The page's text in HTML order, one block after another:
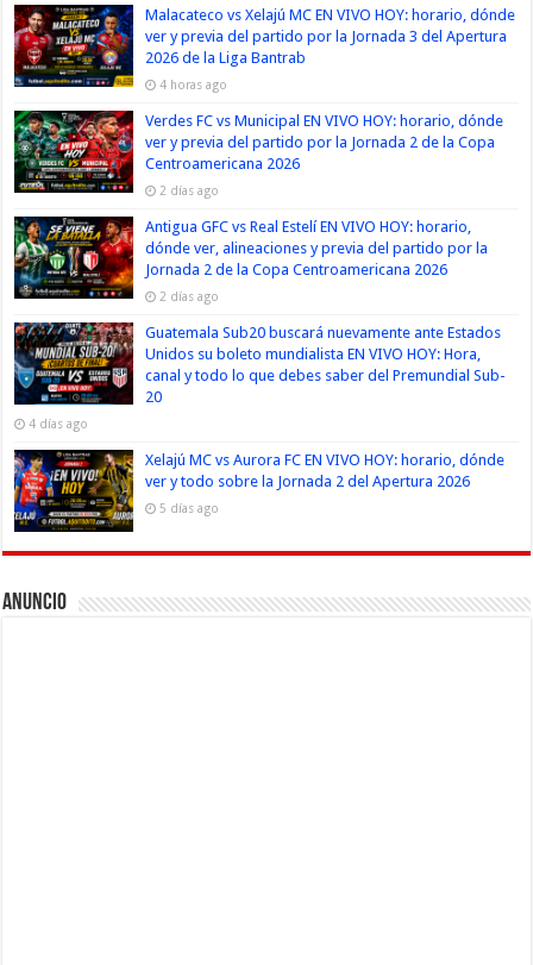
Malacateco vs Xelajú MC EN VIVO HOY: horario, dónde
ver y previa del partido por la Jornada 3 del Apertura
2026 de la Liga Bantrab
4 horas ago
Verdes FC vs Municipal EN VIVO HOY: horario, dónde
ver y previa del partido por la Jornada 2 de la Copa
Centroamericana 2026
2 días ago
Antigua GFC vs Real Estelí EN VIVO HOY: horario,
dónde ver, alineaciones y previa del partido por la
Jornada 2 de la Copa Centroamericana 2026
2 días ago
Guatemala Sub20 buscará nuevamente ante Estados
Unidos su boleto mundialista EN VIVO HOY: Hora,
canal y todo lo que debes saber del Premundial Sub-
20
4 días ago
Xelajú MC vs Aurora FC EN VIVO HOY: horario, dónde
ver y todo sobre la Jornada 2 del Apertura 2026
5 días ago
Anuncio